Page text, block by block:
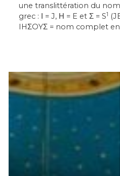
unetranslittération du
grec : Ι = J, Η = E et Σ = S1
IHΣOYΣ = nom complet